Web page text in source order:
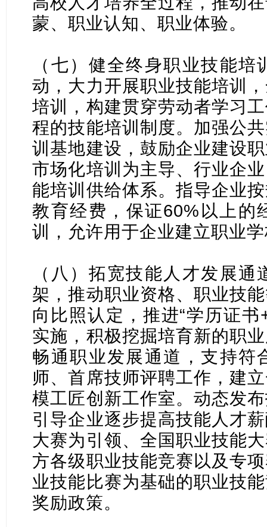
蒙、职业认知、职业体验。
（七）健全终身职业技能
动，大力开展职业技能培训
培训，构建贯穿劳动者学习
程的技能培训制度。加强公
训基地建设，鼓励企业建设
市场化培训为主导、行业企
能培训供给体系。指导企业
教育经费，保证60%以上的
训，允许用于企业建立职业
（八）拓宽技能人才发展
架，推动职业资格、职业技
向比照认定，推进“学历证
实施，积极挖掘培育新的职
畅通职业发展通道，支持符
师、首席技师评聘工作，建
模工匠创新工作室。动态发
引导企业逐步提高技能人才
大赛为引领、全国职业技能
方各级职业技能竞赛以及专
业技能比赛为基础的职业技
奖励政策。